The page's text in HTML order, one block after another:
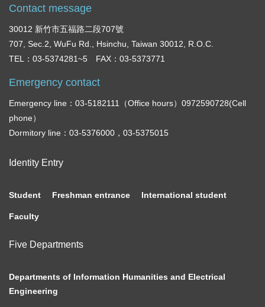
Contact message
30012 新竹市五福路二段707號
707, Sec.2, WuFu Rd., Hsinchu, Taiwan 30012, R.O.C.
TEL：03-5374281~5 FAX：03-5373771
Emergency contact
Emergency line：03-5182111（Office hours）0972590728(Cell
phone）
Dormitory line：03-5376000，03-5375015
Identity Entry
Student Freshman entrance International student
Faculty
Five Departments
Departments of Information Humanities and Electrical
Engineering